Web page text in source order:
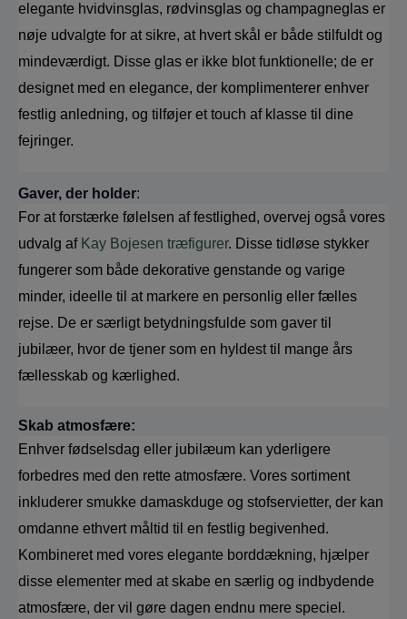
elegante hvidvinsglas, rødvinsglas og champagneglas er
nøje udvalgte for at sikre, at hvert skål er både stilfuldt og
mindeværdigt. Disse glas er ikke blot funktionelle; de er
designet med en elegance, der komplimenterer enhver
festlig anledning, og tilføjer et touch af klasse til dine
fejringer.
Gaver, der holder:
For at forstærke følelsen af festlighed, overvej også vores
udvalg af Kay Bojesen træfigurer. Disse tidløse stykker
fungerer som både dekorative genstande og varige
minder, ideelle til at markere en personlig eller fælles
rejse. De er særligt betydningsfulde som gaver til
jubilæer, hvor de tjener som en hyldest til mange års
fællesskab og kærlighed.
Skab atmosfære:
Enhver fødselsdag eller jubilæum kan yderligere
forbedres med den rette atmosfære. Vores sortiment
inkluderer smukke damaskduge og stofservietter, der kan
omdanne ethvert måltid til en festlig begivenhed.
Kombineret med vores elegante borddækning, hjælper
disse elementer med at skabe en særlig og indbydende
atmosfære, der vil gøre dagen endnu mere speciel.